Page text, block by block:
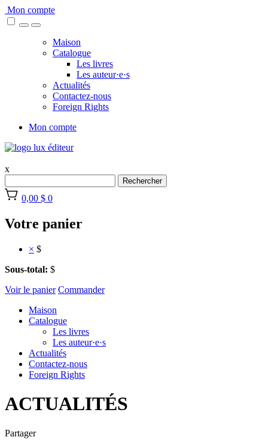
Skip
to
Mon compte
Maison
Catalogue
Les livres
Les auteur·e·s
Actualités
Contactez-nous
Foreign Rights
Mon compte
x
Rechercher
0,00 $ 0
Votre panier
× $
Sous-total: $
Voir le panier Commander
Maison
Catalogue
Les livres
Les auteur·e·s
Actualités
Contactez-nous
Foreign Rights
ACTUALITÉS
Partager